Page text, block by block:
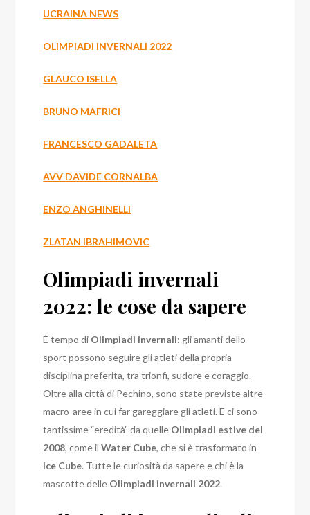
UCRAINA NEWS
OLIMPIADI INVERNALI 2022
GLAUCO ISELLA
BRUNO MAFRICI
FRANCESCO GADALETA
AVV DAVIDE CORNALBA
ENZO ANGHINELLI
ZLATAN IBRAHIMOVIC
Olimpiadi invernali
2022: le cose da sapere
È tempo di Olimpiadi invernali: gli amanti dello
sport possono seguire gli atleti della propria
disciplina preferita, tra trionfi, sudore e coraggio.
Oltre alla città di Pechino, sono state previste altre
macro-aree in cui far gareggiare gli atleti. E ci sono
tantissime “eredità” da quelle Olimpiadi estive del
2008, come ilWater Cube, che si è trasformato in
Ice Cube. Tutte le curiosità da sapere e chi è la
mascotte delle Olimpiadi invernali 2022.